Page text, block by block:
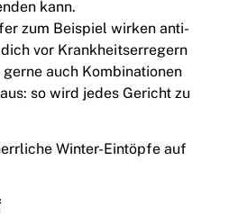
kann.
zum Beispiel wirken anti-
vor Krankheitserregern
auch Kombinationen
so wird jedes Gericht zu
Winter-Eintöpfe auf